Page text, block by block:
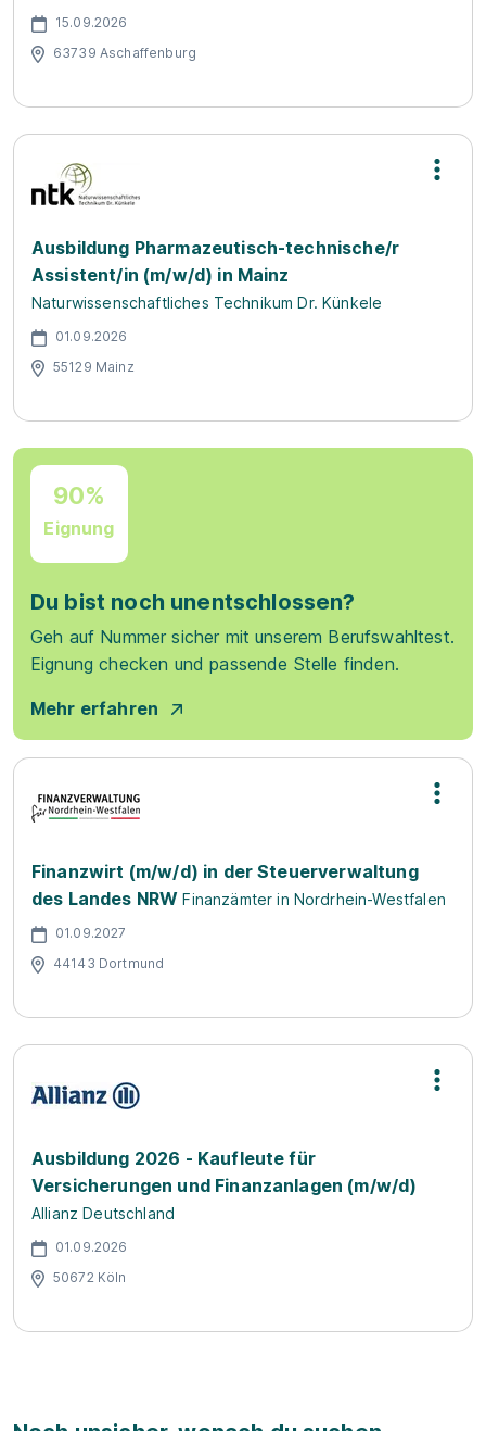
15.09.2026
63739 Aschaffenburg
Ausbildung Pharmazeutisch-technische/r
Assistent/in (m/w/d) in Mainz
Naturwissenschaftliches Technikum Dr. Künkele
01.09.2026
55129 Mainz
90%
Eignung
Du bist noch unentschlossen?
Geh auf Nummer sicher mit unserem Berufswahltest.
Eignung checken und passende Stelle finden.
Mehr erfahren
Finanzwirt (m/w/d) in der Steuerverwaltung
des Landes NRW Finanzämter in Nordrhein-Westfalen
01.09.2027
44143 Dortmund
Ausbildung 2026 - Kaufleute für
Versicherungen und Finanzanlagen (m/w/d)
Allianz Deutschland
01.09.2026
50672 Köln